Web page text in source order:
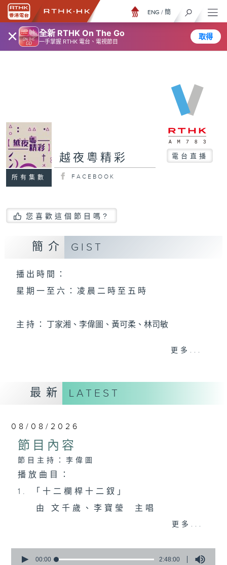
× 全新 RTHK On The Go
一手掌握 RTHK 電台、電視節目
取得
ENG / 簡
所有集數
越夜粵精彩 電台直播
FACEBOOK
您喜歡這個節目嗎?
簡介 GIST
播 出 時 間 ：
星 期 一 至 六 ： 凌 晨 二 時 至 五 時
主 持 ： 丁家湘、李偉圖、黃可柔、林司敏
務求令每一個晚上越夜「粤」精彩。
更多...
最新 LATEST
08/08/2026
節目內容
節目主持：李偉圖
播放曲目：
1. 「十二欄桿十二釵」
由 文千歲、李寶瑩 主唱
由 黃麗冰 主唱
更多...
seconds
00:00 2:48:00